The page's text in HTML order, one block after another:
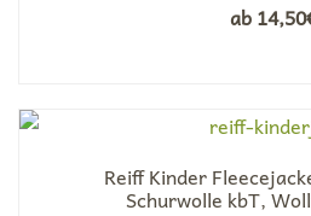
ab14,50
Reiff Kinder
Schurwolle kbT,